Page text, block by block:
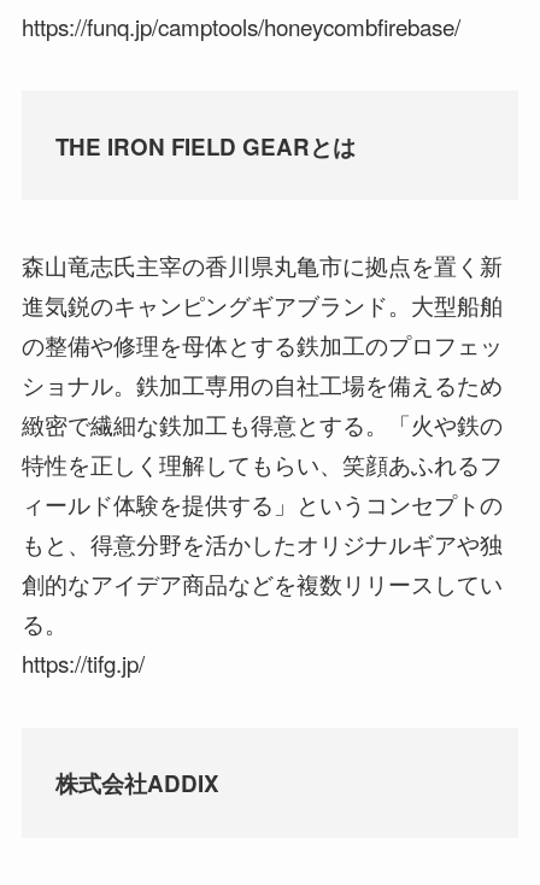
https://funq.jp/camptools/honeycombfirebase/
THE IRON FIELD GEARとは
森山竜志氏主宰の香川県丸亀市に拠点を置く新
進気鋭のキャンピングギアブランド。大型船舶
の整備や修理を母体とする鉄加工のプロフェッ
ショナル。鉄加工専用の自社工場を備えるため
緻密で繊細な鉄加工も得意とする。「火や鉄の
特性を正しく理解してもらい、笑顔あふれるフ
ィールド体験を提供する」というコンセプトの
もと、得意分野を活かしたオリジナルギアや独
創的なアイデア商品などを複数リリースしてい
る。
https://tifg.jp/
株式会社ADDIX